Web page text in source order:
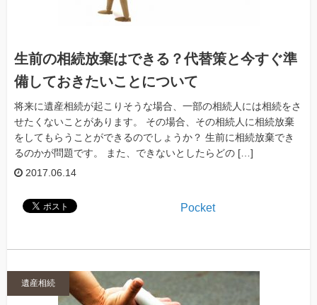
生前の相続放棄はできる？代替策と今すぐ準
備しておきたいことについて
将来に遺産相続が起こりそうな場合、一部の相続人には相続をさ
せたくないことがあります。 その場合、その相続人に相続放棄
をしてもらうことができるのでしょうか？ 生前に相続放棄でき
るのかが問題です。 また、できないとしたらどの […]
2017.06.14
Pocket
遺産相続